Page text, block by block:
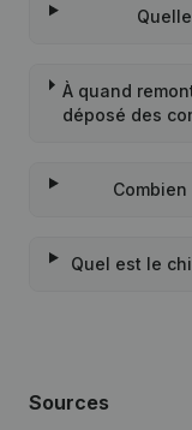
À quand
déposé des
Quel est le
Sources